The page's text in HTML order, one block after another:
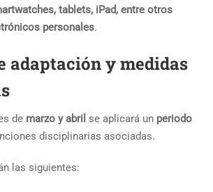
tablets, iPad, entre otros
personales.
adaptación y medidas
de marzo y abril se aplicará un periodo
disciplinarias asociadas.
las siguientes: